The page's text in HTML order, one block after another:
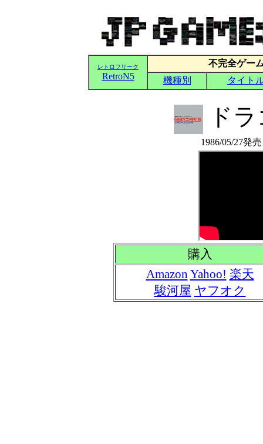
ド
1986/05/27発
購入
Amazon Yahoo! 楽天
駿河屋 ヤフオク